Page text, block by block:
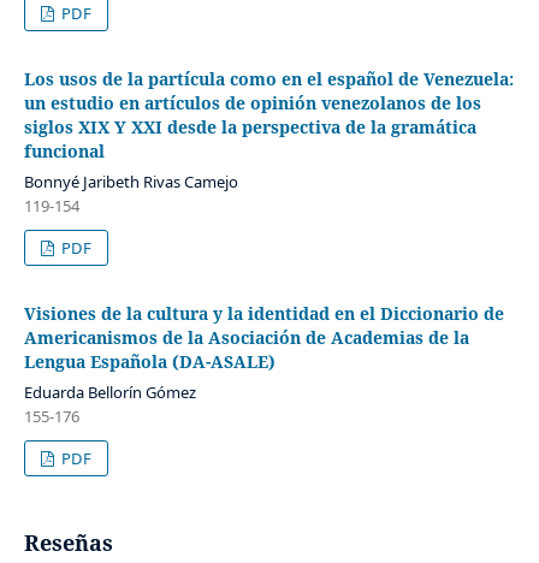
PDF
Los usos de la partícula como en el español de Venezuela:
un estudio en artículos de opinión venezolanos de los
siglos XIX Y XXI desde la perspectiva de la gramática
funcional
Bonnyé Jaribeth Rivas Camejo
119-154
PDF
Visiones de la cultura y la identidad en el Diccionario de
Americanismos de la Asociación de Academias de la
Lengua Española (DA-ASALE)
Eduarda Bellorín Gómez
155-176
PDF
Reseñas